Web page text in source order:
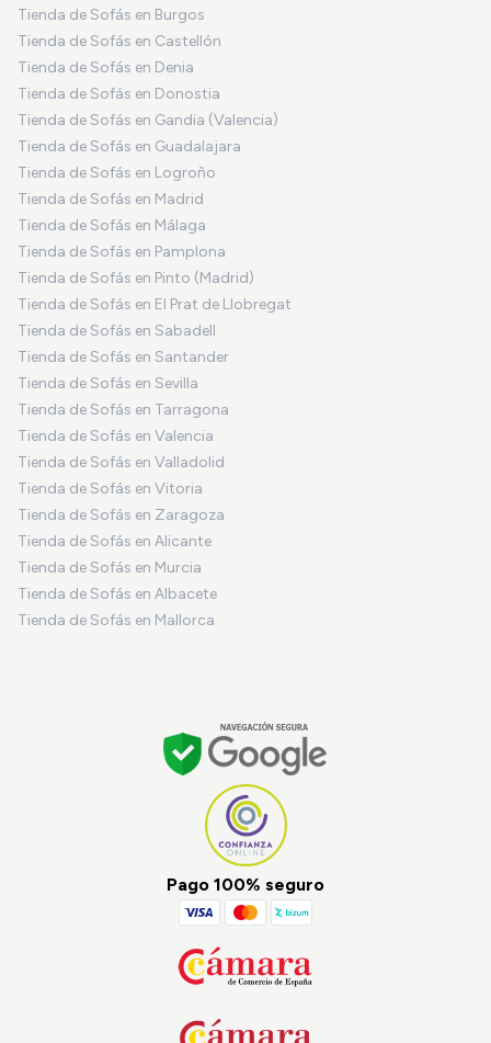
Tienda de Sofás en Burgos
Tienda de Sofás en Castellón
Tienda de Sofás en Denia
Tienda de Sofás en Donostia
Tienda de Sofás en Gandia (Valencia)
Tienda de Sofás en Guadalajara
Tienda de Sofás en Logroño
Tienda de Sofás en Madrid
Tienda de Sofás en Málaga
Tienda de Sofás en Pamplona
Tienda de Sofás en Pinto (Madrid)
Tienda de Sofás en El Prat de Llobregat
Tienda de Sofás en Sabadell
Tienda de Sofás en Santander
Tienda de Sofás en Sevilla
Tienda de Sofás en Tarragona
Tienda de Sofás en Valencia
Tienda de Sofás en Valladolid
Tienda de Sofás en Vitoria
Tienda de Sofás en Zaragoza
Tienda de Sofás en Alicante
Tienda de Sofás en Murcia
Tienda de Sofás en Albacete
Tienda de Sofás en Mallorca
Pago 100% seguro